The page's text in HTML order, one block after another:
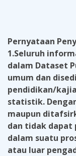
Pernyataan
1.Seluruh
dalam Dataset
umum dan
pendidikan/
statistik.
maupun
dan tidak dapat
dalam suatu
atau luar